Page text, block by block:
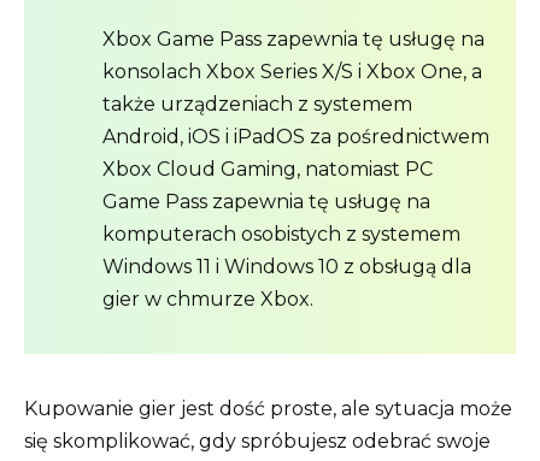
Xbox Game Pass zapewnia tę usługę na
konsolach Xbox Series X/S i Xbox One, a
także urządzeniach z systemem
Android, iOS i iPadOS za pośrednictwem
Xbox Cloud Gaming, natomiast PC
Game Pass zapewnia tę usługę na
komputerach osobistych z systemem
Windows 11 i Windows 10 z obsługą dla
gier w chmurze Xbox.
Kupowanie gier jest dość proste, ale sytuacja może
się skomplikować, gdy spróbujesz odebrać swoje